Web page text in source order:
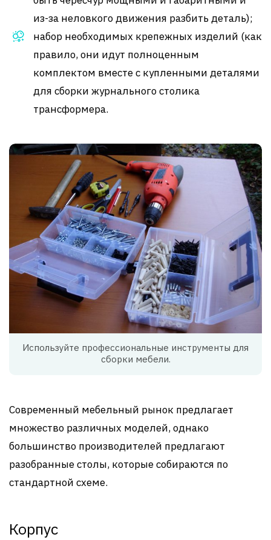
из-за неловкого движения разбить деталь);
набор необходимых крепежных изделий (как
правило, они идут полноценным
комплектом вместе с купленными деталями
для сборки журнального столика
трансформера.
Используйте профессиональные инструменты для
сборки мебели.
Современный мебельный рынок предлагает
множество различных моделей, однако
большинство производителей предлагают
разобранные столы, которые собираются по
стандартной схеме.
Корпус